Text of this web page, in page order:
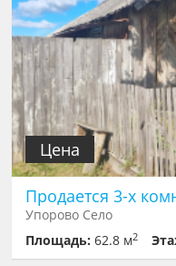
Цена
Продается 3-х
Упорово Село
Площадь:62.8 м2